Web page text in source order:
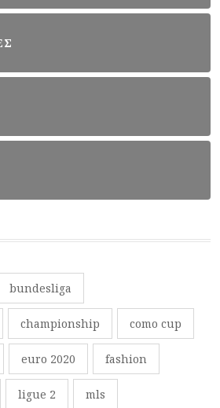
bundesliga
championship como cup
euro 2020 fashion
ligue 2 mls